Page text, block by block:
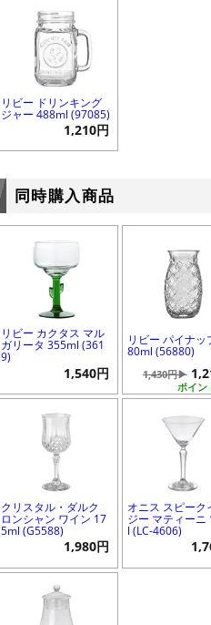
リビー ドリンキング
ジャー 488ml (97085)
1,210円
同時購入商品
リビー カクタス マル
ガリータ 355ml (361
9)
1,540円
リビー パイナッ
80ml (56880)
ポイン
1,430円▶
クリスタル・ダルク
ロンシャン ワイン 17
5ml (G5588)
1,980円
オニス スピーク
ジー マティーニ
l (LC-4606)